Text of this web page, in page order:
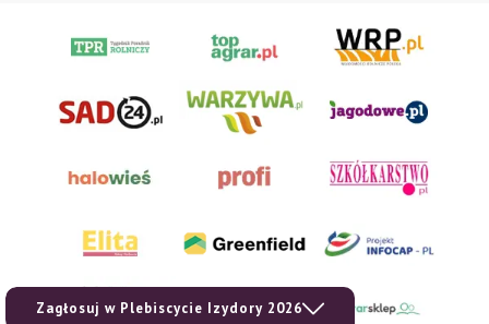
Zagłosuj w Plebiscycie Izydory 2026